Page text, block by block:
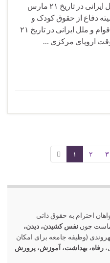
کمیته دفاع از حقوق اقوام و ملل ایرانی در تاریخ ۲۱ مارس
دفاع از حقوق کودک و
نوجوان و کمیته دفاع از حقوق اقوام و ملل ایرانی در تاریخ ۲۱
۱ ۲ ۳
احترام به حقوق ذاتی
چون نفس کشیدن، دیدن،
(وظیفه جامعه برای امکان
رفاه، بهداشت، آموزش، پرورش